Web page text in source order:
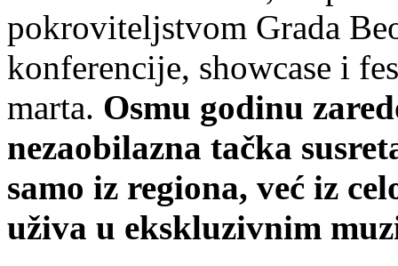
pokroviteljstvom Grada
konferencije, showcase i
marta. Osmu godinu
nezaobilazna tačka
samo iz regiona, već iz
uživa u ekskluzivnim